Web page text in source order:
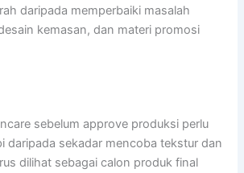
daripada memperbaiki masalah
kemasan, dan materi promosi
sebelum approve produksi perlu
daripada sekadar mencoba tekstur dan
dilihat sebagai calon produk final